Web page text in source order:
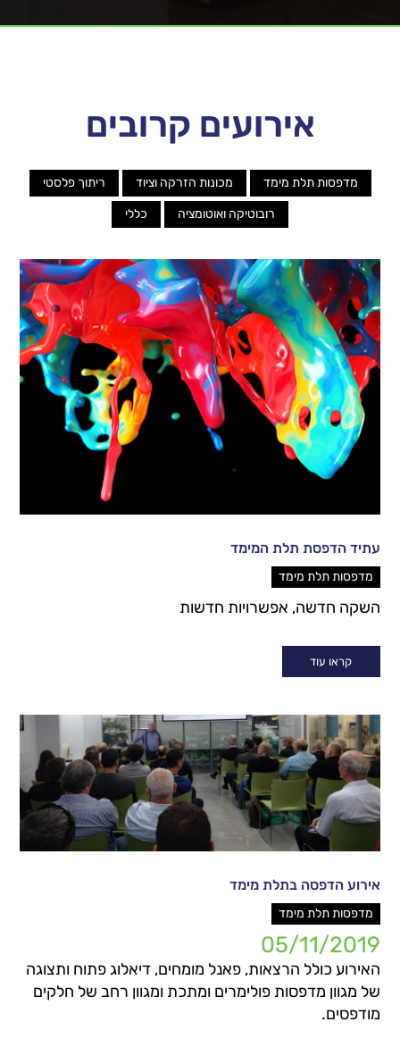
אירועים קרובים
מדפסות תלת מימד מכונות הזרקה וציוד ריתוך פלסטי
רובוטיקה ואוטומציה כללי
עתיד הדפסת תלת המימד
מדפסות תלת מימד
השקה חדשה, אפשרויות חדשות
קראו עוד
אירוע הדפסה בתלת מימד
מדפסות תלת מימד
05/11/2019
האירוע כולל הרצאות, פאנל מומחים, דיאלוג פתוח ותצוגה
של מגוון מדפסות פולימרים ומתכת ומגוון רחב של חלקים
מודפסים.